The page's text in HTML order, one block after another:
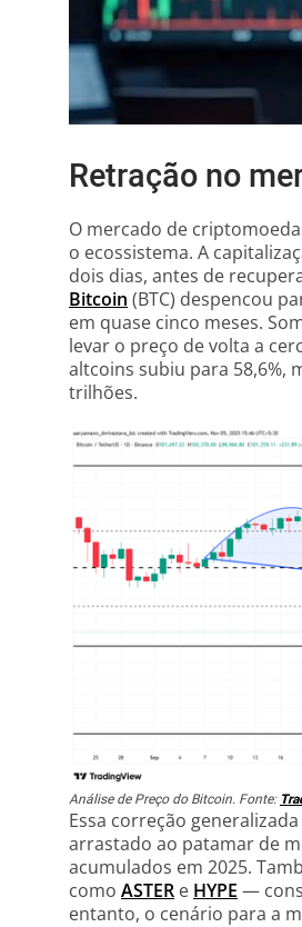
Retração no
O mercado de
o ecossistema. A
dois dias, antes de
Bitcoin (BTC) despencou
em quase cinco meses.
levar o preço de volta a
altcoins subiu para 58,6%,
trilhões.
Análise de Preço do Bitcoin. Fonte:
Essa correção
arrastado ao patamar de
acumulados em 2025.
como ASTER e HYPE —
entanto, o cenário para a